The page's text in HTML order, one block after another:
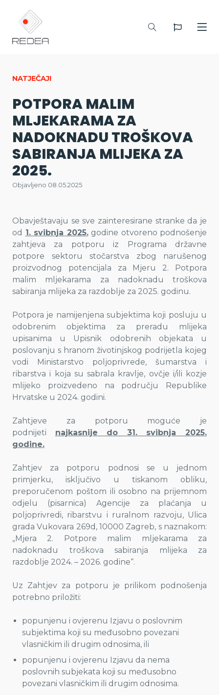
NATJEČAJI
POTPORA MALIM
MLJEKARAMA ZA
NADOKNADU TROŠKOVA
SABIRANJA MLIJEKA ZA
2025.
Objavljeno 08.05.2025
Obavještavaju se sve zainteresirane stranke da je
od 1. svibnja 2025.godine otvoreno podnošenje
zahtjeva za potporu iz Programa državne
potpore sektoru stočarstva zbog narušenog
proizvodnog potencijala za Mjeru 2. Potpora
malim mljekarama za nadoknadu troškova
sabiranja mlijeka za razdoblje za 2025. godinu.
Potpora je namijenjena subjektima koji posluju u
odobrenim objektima za preradu mlijeka
upisanima u Upisnik odobrenih objekata u
poslovanju s hranom životinjskog podrijetla kojeg
vodi Ministarstvo poljoprivrede, šumarstva i
ribarstva i koja su sabrala kravlje, ovčje i/ili kozje
mlijeko proizvedeno na području Republike
Hrvatske u 2024. godini.
Zahtjeve za potporu moguće je
podnijeti najkasnije do 31. svibnja 2025.
godine.
Zahtjev za potporu podnosi se u jednom
primjerku, isključivo u tiskanom obliku,
preporučenom poštom ili osobno na prijemnom
odjelu (pisarnica) Agencije za plaćanja u
poljoprivredi, ribarstvu i ruralnom razvoju, Ulica
grada Vukovara 269d, 10000 Zagreb, s naznakom:
„Mjera 2. Potpore malim mljekarama za
nadoknadu troškova sabiranja mlijeka za
razdoblje 2024. – 2026. godine“.
Uz Zahtjev za potporu je prilikom podnošenja
potrebno priložiti:
popunjenu i ovjerenu Izjavu o poslovnim
subjektima koji su međusobno povezani
vlasničkim ili drugim odnosima, ili
popunjenu i ovjerenu Izjavu da nema
poslovnih subjekata koji su međusobno
povezani vlasničkim ili drugim odnosima.